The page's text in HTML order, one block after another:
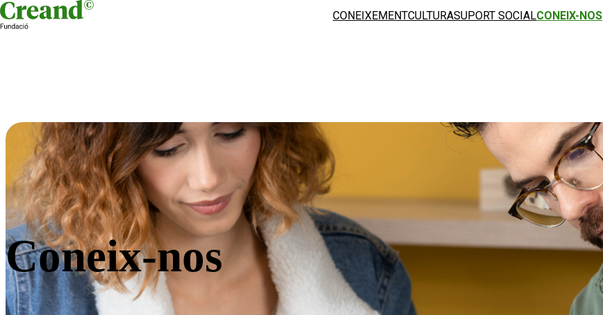
Skip to content CONEIXEMENTCULTURASUPORT SOCIALCONEIX-NOS
Coneix-nos